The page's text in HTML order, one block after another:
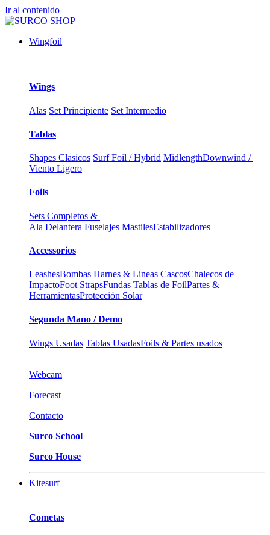
Ir al contenido
Wingfoil
Wings
Alas Set Principiente Set Intermedio
Tablas
Shapes Clasicos Surf Foil / Hybrid MidlengthDownwind /
Viento Ligero
Foils
Sets Completos &
Ala Delantera Fuselajes MastilesEstabilizadores
Accessorios
LeashesBombas Harnes & Lineas CascosChalecos de
ImpactoFoot StrapsFundas Tablas de FoilPartes &
HerramientasProtección Solar
Segunda Mano / Demo
Wings Usadas Tablas UsadasFoils & Partes usados
Webcam
Forecast
Contacto
Surco School
Surco House
Kitesurf
Cometas